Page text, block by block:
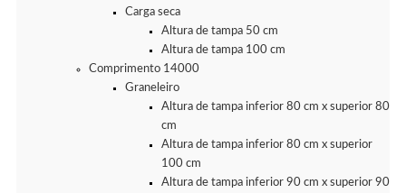
Carga seca
Altura de tampa 50 cm
Altura de tampa 100 cm
Comprimento 14000
Graneleiro
Altura de tampa inferior 80 cm x superior 80
cm
Altura de tampa inferior 80 cm x superior
100 cm
Altura de tampa inferior 90 cm x superior 90